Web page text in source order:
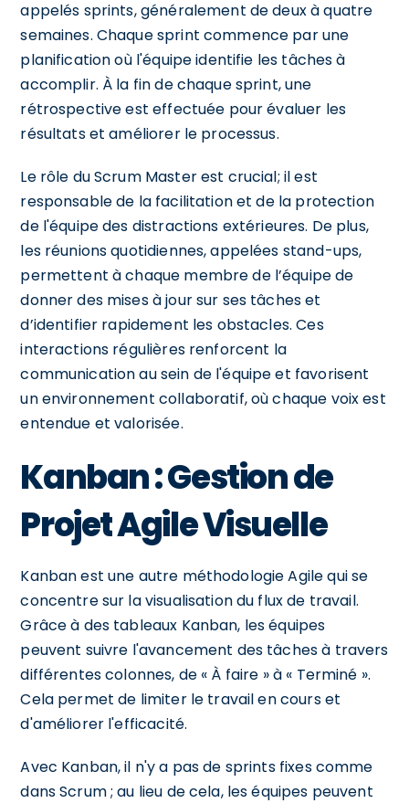
appelés sprints, généralement de deux à quatre
semaines. Chaque sprint commence par une
planification où l'équipe identifie les tâches à
accomplir. À la fin de chaque sprint, une
rétrospective est effectuée pour évaluer les
résultats et améliorer le processus.
Le rôle du Scrum Master est crucial; il est
responsable de la facilitation et de la protection
de l'équipe des distractions extérieures. De plus,
les réunions quotidiennes, appelées stand-ups,
permettent à chaque membre de l’équipe de
donner des mises à jour sur ses tâches et
d’identifier rapidement les obstacles. Ces
interactions régulières renforcent la
communication au sein de l'équipe et favorisent
un environnement collaboratif, où chaque voix est
entendue et valorisée.
Kanban : Gestion de
Projet Agile Visuelle
Kanban est une autre méthodologie Agile qui se
concentre sur la visualisation du flux de travail.
Grâce à des tableaux Kanban, les équipes
peuvent suivre l'avancement des tâches à travers
différentes colonnes, de « À faire » à « Terminé ».
Cela permet de limiter le travail en cours et
d'améliorer l'efficacité.
Avec Kanban, il n'y a pas de sprints fixes comme
dans Scrum ; au lieu de cela, les équipes peuvent